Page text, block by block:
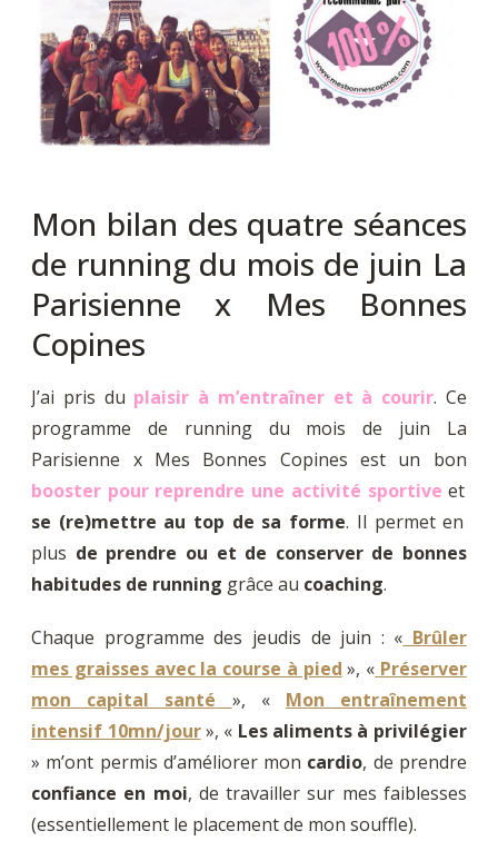
Mon bilan des quatre séances
de running du mois de juin La
Parisienne x Mes Bonnes
Copines
J’ai pris du plaisir à m’entraîner et à courir. Ce
programme de running du mois de juin La
Parisienne x Mes Bonnes Copines est un bon
booster pour reprendre une activité sportiveet
se (re)mettre au top de sa forme. Il permet en
plus de prendre ou et de conserver de bonnes
habitudes de running grâce au coaching.
Chaque programme des jeudis de juin : « Brûler
mes graisses avec la course à pied », « Préserver
mon capital santé
», « Mon entraînement
intensif 10mn/jour», « Les aliments à privilégier
» m’ont permis d’améliorer mon cardio, de prendre
confiance en moi, de travailler sur mes faiblesses
(essentiellement le placement de mon souffle).